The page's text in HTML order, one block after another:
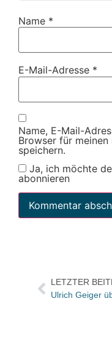
Name *
E-Mail-Adresse *
Name, E-Mail-
Browser für
speichern.
Ja, ich möchte
abonnieren
LETZTER